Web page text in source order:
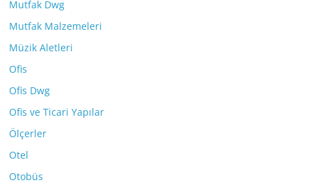
Mutfak Dwg
Mutfak Malzemeleri
Müzik Aletleri
Ofis
Ofis Dwg
Ofis ve Ticari Yapılar
Ölçerler
Otel
Otobüs